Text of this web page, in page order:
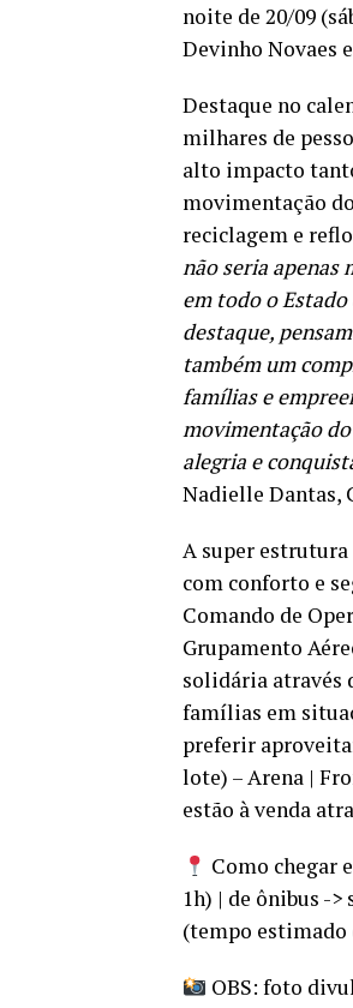
noite de 20/09
Devinho Novaes
Destaque no
milhares de
alto impacto
movimentação
reciclagem e
não seria apenas
em todo o
destaque,
também um
famílias e
movimentação
alegria e
Nadielle Dantas,
A super estrutura
com conforto e
Comando de
Grupamento
solidária através
famílias em
preferir
lote) – Arena |
estão à venda
Como chegar
1h) | de ônibus -
(tempo estimado
OBS: foto